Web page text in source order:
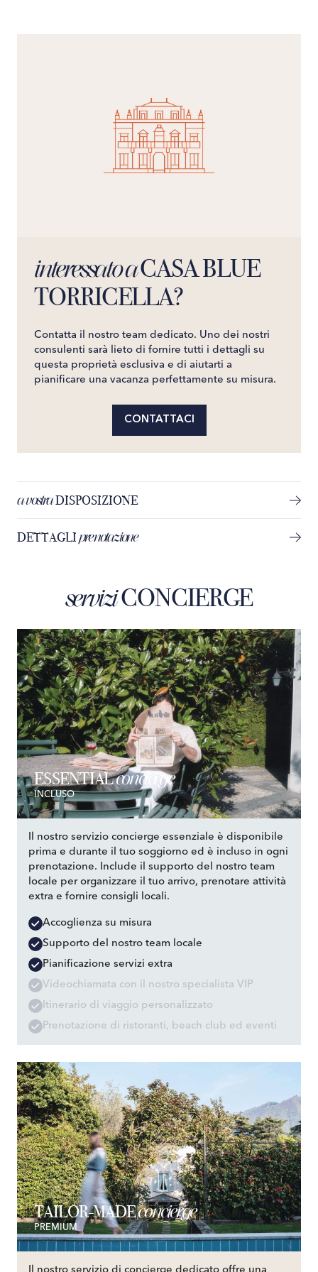
interessato aCASA BLUE
TORRICELLA?
Contatta il nostro team dedicato. Uno dei nostri
consulenti sarà lieto di fornire tutti i dettagli su
questa proprietà esclusiva e di aiutarti a
pianificare una vacanza perfettamente su misura.
CONTATTACI
a vostraDISPOSIZIONE
DETTAGLIprenotazione
serviziCONCIERGE
ESSENTIALconcierge
INCLUSO
Il nostro servizio concierge essenziale è disponibile
prima e durante il tuo soggiorno ed è incluso in ogni
prenotazione. Include il supporto del nostro team
locale per organizzare il tuo arrivo, prenotare attività
extra e fornire consigli locali.
Accoglienza su misura
Supporto del nostro team locale
Pianificazione servizi extra
Videochiamata con il nostro specialista VIP
Itinerario di viaggio personalizzato
Prenotazione di ristoranti, beach club ed eventi
TAILOR-MADEconcierge
PREMIUM